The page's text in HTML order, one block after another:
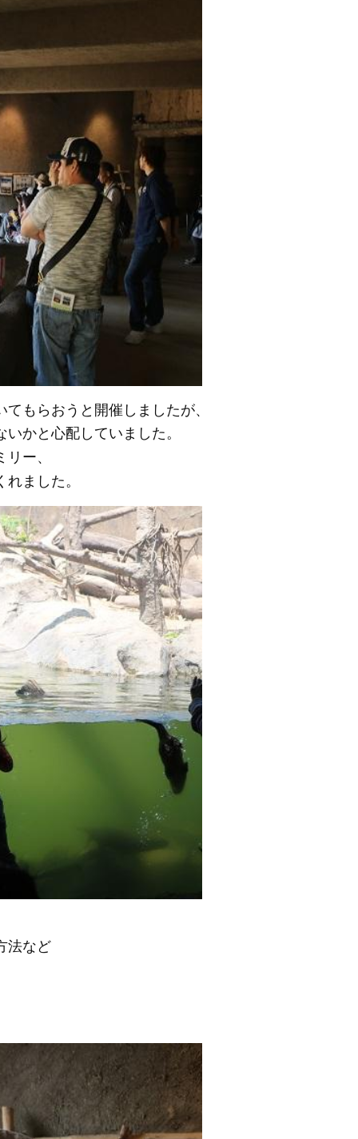
もらおうと開催しましたが、
かと心配していました。
ー、
ました。
法など